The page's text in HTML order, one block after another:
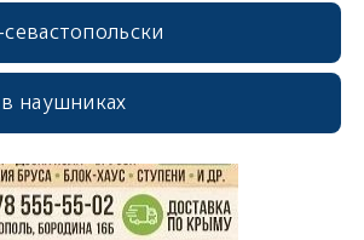
наушниках
erid: 2SDnjcrDNw6
erid: 2SDnjdPjgYS